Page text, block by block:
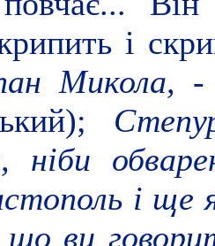
і
Микола,
ніби
і ще
ви